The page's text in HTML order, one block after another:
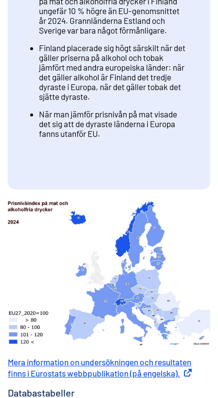
ungefär 10 % högre än EU-genomsnittet
år 2024. Grannländerna Estland och
Sverige var bara något förmånligare.
Finland placerade sig högt särskilt när det
gäller priserna på alkohol och tobak
jämfört med andra europeiska länder: när
det gäller alkohol är Finland det tredje
dyraste i Europa, när det gäller tobak det
sjätte dyraste.
När man jämför prisnivån på mat visade
det sig att de dyraste länderna i Europa
fanns utanför EU.
Mera information on undersökningen och resultaten
finns i Eurostats webbpublikation (på engelska).
Extern
Databastabeller